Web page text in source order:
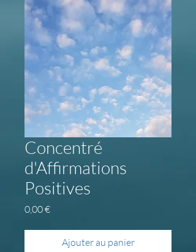
Concentré
d'Affirmations
Positives
0,00 €Prix
Ajouter au panier